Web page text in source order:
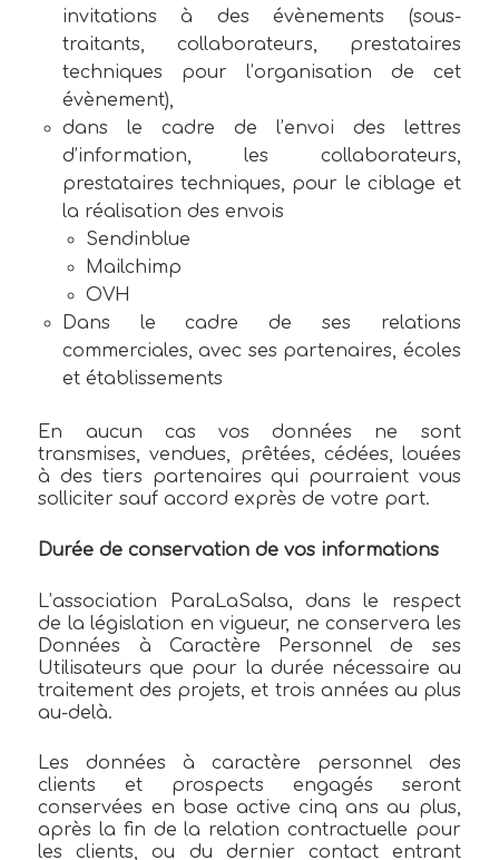
invitations à des évènements (sous-
traitants, collaborateurs, prestataires
techniques pour l’organisation de cet
évènement),
dans le cadre de l’envoi des lettres
d’information, les collaborateurs,
prestataires techniques, pour le ciblage et
la réalisation des envois
Sendinblue
Mailchimp
OVH
Dans le cadre de ses relations
commerciales, avec ses partenaires, écoles
et établissements
En aucun cas vos données ne sont
transmises, vendues, prêtées, cédées, louées
à des tiers partenaires qui pourraient vous
solliciter sauf accord exprès de votre part.
Durée de conservation de vos informations
L’association ParaLaSalsa, dans le respect
de la législation en vigueur, ne conservera les
Données à Caractère Personnel de ses
Utilisateurs que pour la durée nécessaire au
traitement des projets, et trois années au plus
au-delà.
Les données à caractère personnel des
clients et prospects engagés seront
conservées en base active cinq ans au plus,
après la fin de la relation contractuelle pour
les clients, ou du dernier contact entrant